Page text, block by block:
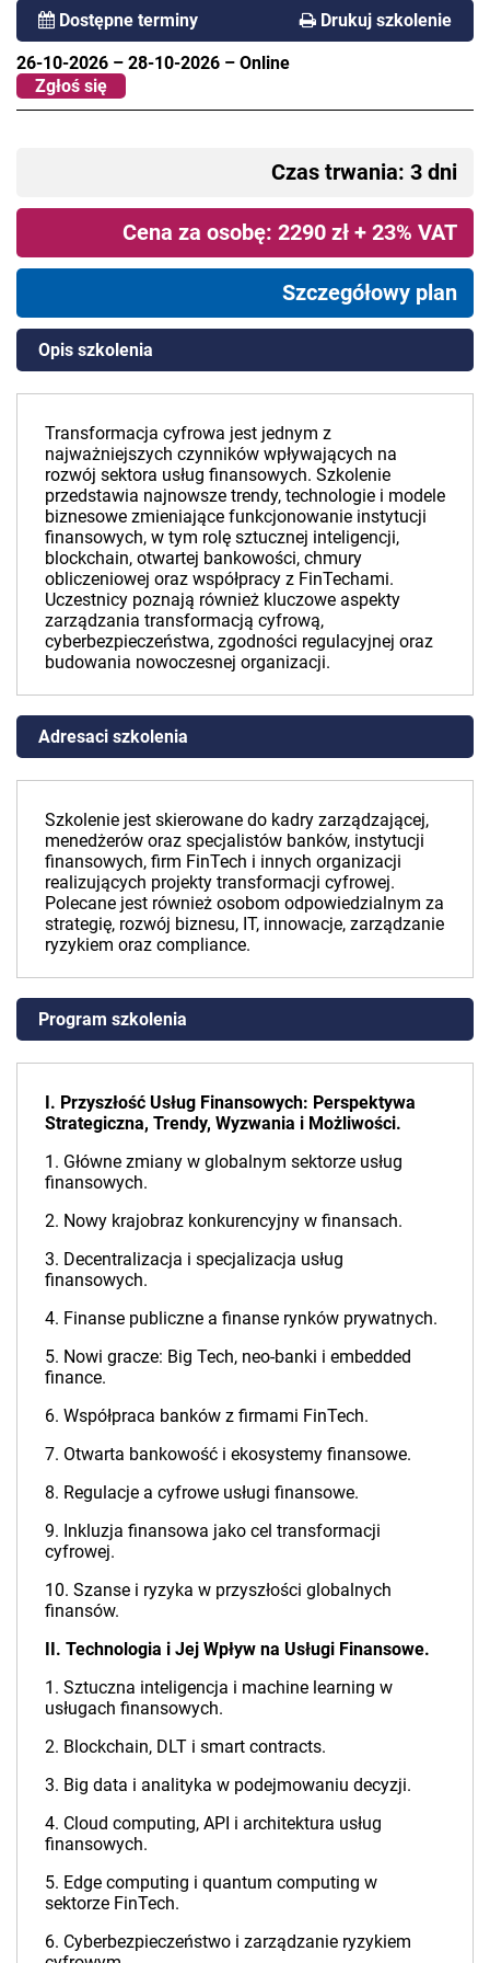
Dostępne terminy Drukuj szkolenie
26-10-2026 – 28-10-2026 – Online
Zgłoś się
Czas trwania: 3 dni
Cena za osobę: 2290 zł + 23% VAT
Szczegółowy plan
Opis szkolenia
Transformacja cyfrowa jest jednym z
najważniejszych czynników wpływających na
rozwój sektora usług finansowych. Szkolenie
przedstawia najnowsze trendy, technologie i modele
biznesowe zmieniające funkcjonowanie instytucji
finansowych, w tym rolę sztucznej inteligencji,
blockchain, otwartej bankowości, chmury
obliczeniowej oraz współpracy z FinTechami.
Uczestnicy poznają również kluczowe aspekty
zarządzania transformacją cyfrową,
cyberbezpieczeństwa, zgodności regulacyjnej oraz
budowania nowoczesnej organizacji.
Adresaci szkolenia
Szkolenie jest skierowane do kadry zarządzającej,
menedżerów oraz specjalistów banków, instytucji
finansowych, firm FinTech i innych organizacji
realizujących projekty transformacji cyfrowej.
Polecane jest również osobom odpowiedzialnym za
strategię, rozwój biznesu, IT, innowacje, zarządzanie
ryzykiem oraz compliance.
Program szkolenia
I. Przyszłość Usług Finansowych: Perspektywa
Strategiczna, Trendy, Wyzwania i Możliwości.
1. Główne zmiany w globalnym sektorze usług
finansowych.
2. Nowy krajobraz konkurencyjny w finansach.
3. Decentralizacja i specjalizacja usług
finansowych.
4. Finanse publiczne a finanse rynków prywatnych.
5. Nowi gracze: Big Tech, neo-banki i embedded
finance.
6. Współpraca banków z firmami FinTech.
7. Otwarta bankowość i ekosystemy finansowe.
8. Regulacje a cyfrowe usługi finansowe.
9. Inkluzja finansowa jako cel transformacji
cyfrowej.
10. Szanse i ryzyka w przyszłości globalnych
finansów.
II. Technologia i Jej Wpływ na Usługi Finansowe.
1. Sztuczna inteligencja i machine learning w
usługach finansowych.
2. Blockchain, DLT i smart contracts.
3. Big data i analityka w podejmowaniu decyzji.
4. Cloud computing, API i architektura usług
finansowych.
5. Edge computing i quantum computing w
sektorze FinTech.
6. Cyberbezpieczeństwo i zarządzanie ryzykiem